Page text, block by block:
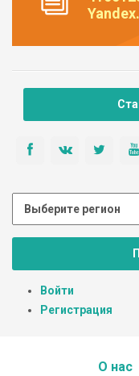
Войти
Регистрация
О нас